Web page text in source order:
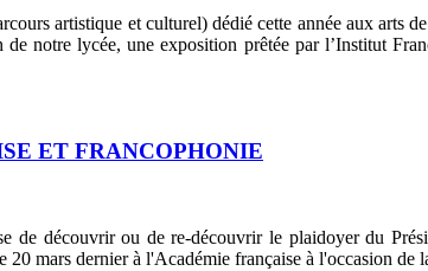
artistique et culturel) dédié cette année aux arts
de notre lycée, une exposition prêtée par l’Institut
ET FRANCOPHONIE
de découvrir ou de re-découvrir le plaidoyer du
20 mars dernier à l'Académie française à l'occasion de